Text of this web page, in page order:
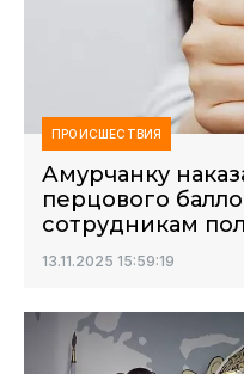
ПРОИСШЕСТВИЯ
Амурчанку
перцового
сотрудникам
13.11.2025 15:59:19